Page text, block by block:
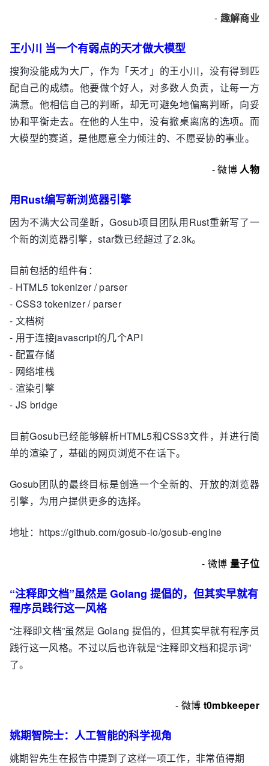
- 趣解商业
王小川 当一个有弱点的天才做大模型
搜狗没能成为大厂，作为「天才」的王小川，没有得到匹
配自己的成绩。他要做个好人，对多数人负责，让每一方
满意。他相信自己的判断，却无可避免地偏离判断，向妥
协和平衡走去。在他的人生中，没有掀桌离席的选项。而
大模型的赛道，是他愿意全力倾注的、不愿妥协的事业。
- 微博人物
用Rust编写新浏览器引擎
因为不满大公司垄断，Gosub项目团队用Rust重新写了一
个新的浏览器引擎，star数已经超过了2.3k。
目前包括的组件有：
- HTML5 tokenizer / parser
- CSS3 tokenizer / parser
- 文档树
- 用于连接javascript的几个API
- 配置存储
- 网络堆栈
- 渲染引擎
- JS bridge
目前Gosub已经能够解析HTML5和CSS3文件，并进行简
单的渲染了，基础的网页浏览不在话下。
Gosub团队的最终目标是创造一个全新的、开放的浏览器
引擎，为用户提供更多的选择。
地址：https://github.com/gosub-io/gosub-engine
- 微博量子位
“注释即文档”虽然是 Golang 提倡的，但其实早就有
程序员践行这一风格
“注释即文档”虽然是 Golang 提倡的，但其实早就有程序员
践行这一风格。不过以后也许就是“注释即文档和提示词”
了。
- 微博 t0mbkeeper
姚期智院士：人工智能的科学视角
姚期智先生在报告中提到了这样一项工作，非常值得期